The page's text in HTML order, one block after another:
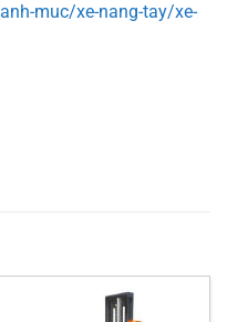
muc/xe-nang-tay/xe-